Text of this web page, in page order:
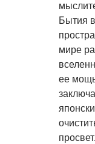
Бытия
мире
ее